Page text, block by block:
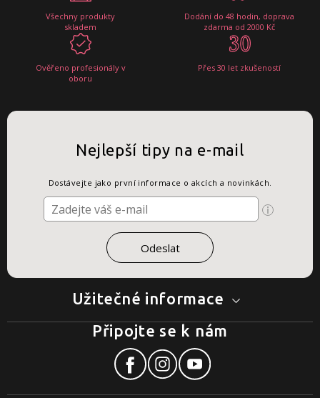
Všechny produkty
skladem
Dodání do 48 hodin, doprava
zdarma od 2000 Kč
Ověřeno profesionály v
oboru
Přes 30 let zkušeností
Užitečné informace
Nejlepší tipy na e-mail
Dostávejte jako první informace o akcích a novinkách.
Připojte se k nám